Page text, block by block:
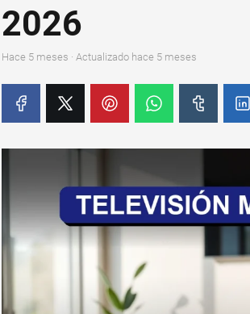
2026
hace 5 meses · Actualizado hace 5 meses